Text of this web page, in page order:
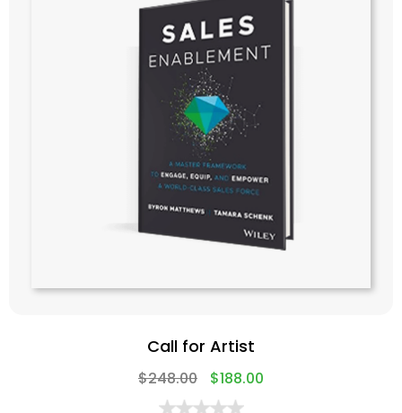
Call for Artist
$248.00 $188.00